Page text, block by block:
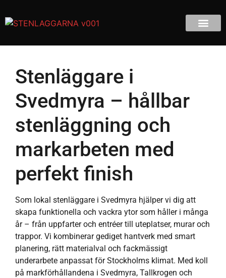
Stenläggare i
Svedmyra – hållbar
stenläggning och
markarbeten med
perfekt finish
Som lokal stenläggare i Svedmyra hjälper vi dig att
skapa funktionella och vackra ytor som håller i många
år – från uppfarter och entréer till uteplatser, murar och
trappor. Vi kombinerar gediget hantverk med smart
planering, rätt materialval och fackmässigt
underarbete anpassat för Stockholms klimat. Med koll
på markförhållandena i Svedmyra, Tallkrogen och